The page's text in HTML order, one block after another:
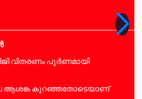
വിതരണം പൂർണമായി
ആശങ്ക കുറഞ്ഞതോടെയാണ്